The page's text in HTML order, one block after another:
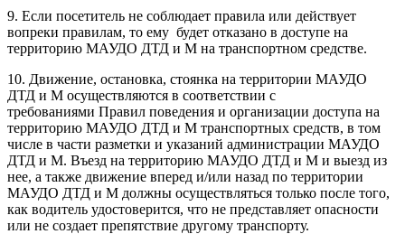
9. Если посетитель не соблюдает правила или действует
вопреки правилам, то ему будет отказано в доступе на
территорию МАУДО ДТД и М на транспортном средстве.
10. Движение, остановка, стоянка на территории МАУДО
ДТД и М осуществляются в соответствии с
требованиями Правил поведения и организации доступа на
территорию МАУДО ДТД и М транспортных средств, в том
числе в части разметки и указаний администрации МАУДО
ДТД и М. Въезд на территорию МАУДО ДТД и М и выезд из
нее, а также движение вперед и/или назад по территории
МАУДО ДТД и М должны осуществляться только после того,
как водитель удостоверится, что не представляет опасности
или не создает препятствие другому транспорту.